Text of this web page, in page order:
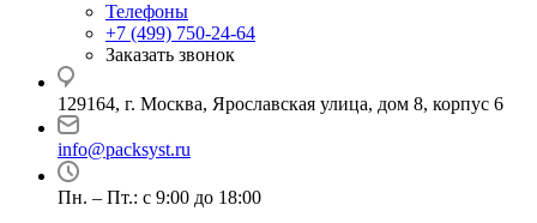
Телефоны
+7 (499) 750-24-64
Заказать звонок
129164, г. Москва, Ярославская улица, дом 8, корпус 6
info@packsyst.ru
Пн. – Пт.: с 9:00 до 18:00